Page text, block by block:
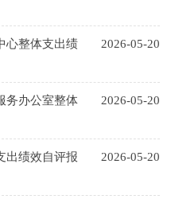
2026-05-20
心整体支出绩
2026-05-20
务办公室整体
2026-05-20
出绩效自评报